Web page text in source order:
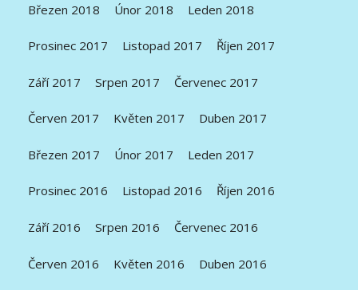
Březen 2018 Únor 2018 Leden 2018
Prosinec 2017 Listopad 2017 Říjen 2017
Září 2017 Srpen 2017 Červenec 2017
Červen 2017 Květen 2017 Duben 2017
Březen 2017 Únor 2017 Leden 2017
Prosinec 2016 Listopad 2016 Říjen 2016
Září 2016 Srpen 2016 Červenec 2016
Červen 2016 Květen 2016 Duben 2016